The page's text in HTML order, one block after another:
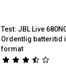
Test: JBL Live
Ordentlig batteritid
format